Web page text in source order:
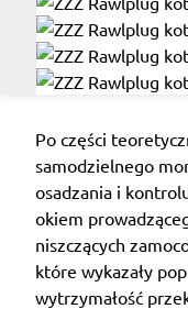
Po części
samodzielnego
osadzania i
okiem
niszczących
które wykazały
wytrzymałość